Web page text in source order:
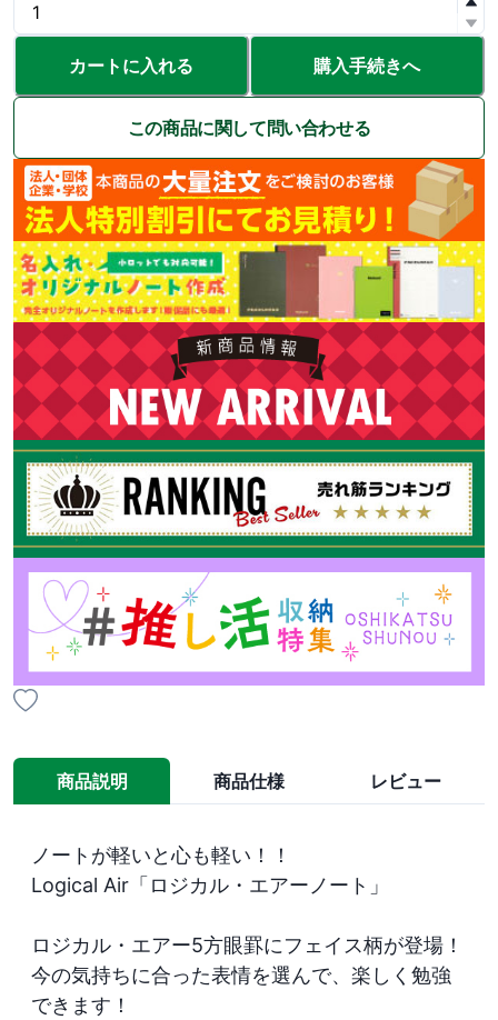
カートに入れる 購入手続きへ
この商品に関して問い合わせる
商品説明 商品仕様 レビュー
ノートが軽いと心も軽い！！
Logical Air「ロジカル・エアーノート」
ロジカル・エアー5方眼罫にフェイス柄が登場！
今の気持ちに合った表情を選んで、楽しく勉強
できます！